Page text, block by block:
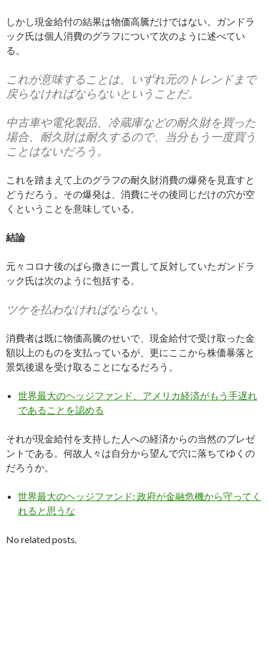
しかし現金給付の結果は物価高騰だけではない。ガンドラ
ック氏は個人消費のグラフについて次のように述べてい
る。
これが意味することは、いずれ元のトレンドまで
戻らなければならないということだ。
中古車や電化製品、冷蔵庫などの耐久財を買った
場合、耐久財は耐久するので、当分もう一度買う
ことはないだろう。
これを踏まえて上のグラフの耐久財消費の爆発を見直すと
どうだろう。その爆発は、消費にその後同じだけの穴が空
くということを意味している。
結論
元々コロナ後のばら撒きに一貫して反対していたガンドラ
ック氏は次のように包括する。
ツケを払わなければならない。
消費者は既に物価高騰のせいで、現金給付で受け取った金
額以上のものを支払っているが、更にここから株価暴落と
景気後退を受け取ることになるだろう。
世界最大のヘッジファンド、アメリカ経済がもう手遅れ
であることを認める
それが現金給付を支持した人への経済からの当然のプレゼ
ントである。何故人々は自分から望んで穴に落ちてゆくの
だろうか。
世界最大のヘッジファンド: 政府が金融危機から守ってく
れると思うな
No related posts.